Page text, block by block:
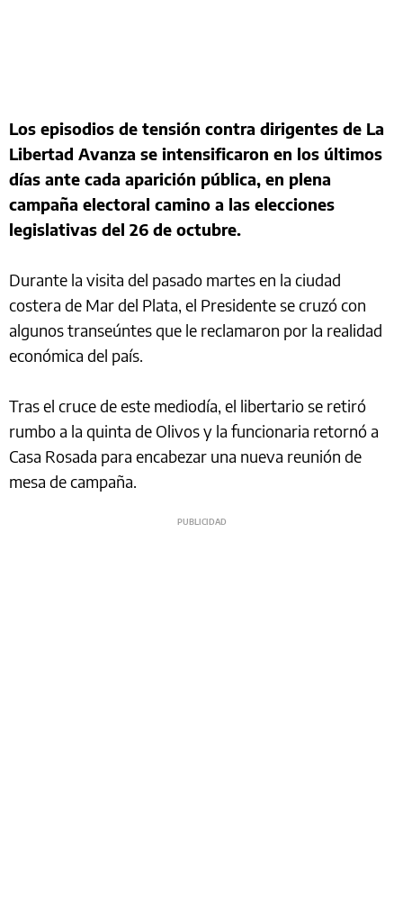
Los episodios de tensión contra dirigentes de La
Libertad Avanza se intensificaron en los últimos
días ante cada aparición pública, en plena
campaña electoral camino a las elecciones
legislativas del 26 de octubre.
Durante la visita del pasado martes en la ciudad
costera de Mar del Plata, el Presidente se cruzó con
algunos transeúntes que le reclamaron por la realidad
económica del país.
Tras el cruce de este mediodía, el libertario se retiró
rumbo a la quinta de Olivos y la funcionaria retornó a
Casa Rosada para encabezar una nueva reunión de
mesa de campaña.